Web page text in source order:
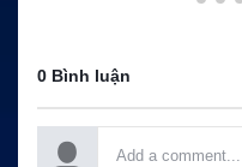
0 Bình luận